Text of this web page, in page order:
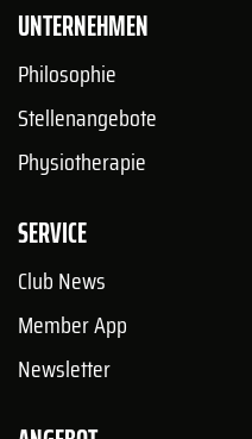
UNTERNEHMEN
Philosophie
Stellenangebote
Physiotherapie
SERVICE
Club News
Member App
Newsletter